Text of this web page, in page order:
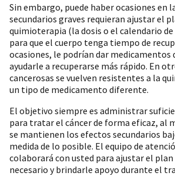
Sin embargo, puede haber ocasiones en
secundarios graves requieran ajustar el
quimioterapia (la dosis o el calendario
para que el cuerpo tenga tiempo de
ocasiones, le podrían dar medicamentos
ayudarle a recuperarse más rápido. En
cancerosas se vuelven resistentes a la
un tipo de medicamento diferente.
El objetivo siempre es administrar
para tratar el cáncer de forma eficaz, al
se mantienen los efectos secundarios
medida de lo posible. El equipo de
colaborará con usted para ajustar el plan
necesario y brindarle apoyo durante el